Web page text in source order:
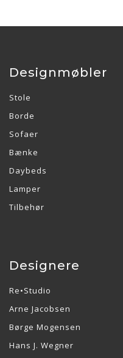
Designmøbler
Stole
Borde
Sofaer
Bænke
Daybeds
Lamper
Tilbehør
Designere
Re•Studio
Arne Jacobsen
Børge Mogensen
Hans J. Wegner